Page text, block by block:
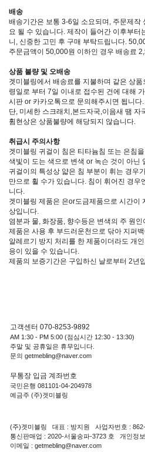
배송
배송기간은 보통 3-6일 소요되며, 주문제작
요 될 수 있습니다. 제작이 들어간 이후부터
니, 신중한 고민 후 구매 부탁드립니다.
주문금액이 50,000원 이하인 경우 배송료
상품 불량 및 오배송
겟미블링에서 배송료를 지불하며 같은 상
령일로 부터 7일 이내로 접수된 건에 대해
시판 or 카카오톡으로 문의해주시면 됩니다.
단, 미세한 스크래치,본드자국,이음새 땜 자
휨현상은 상품불량에 해당되지 않습니다.
취급시 주의사항
겟미블링 귀걸이 침은 티타늄침 또는 은침
색빛이 도는 색으로 변색 or 녹슨 것이 아닌
귀걸이의 특성상 얇은 침 부분이 휘는 경우
만으로 휠 수가 있습니다. 침이 휘어진 경
니다.
겟미블링 제품은 은or도금제품으로 시간이
상입니다.
염분과 물, 화장품, 향수등은 변색의 주 원
제품은 사용 후 부드러운천으로 닦아 지퍼
알레르기 방지 처리를 한 제품이더라도 개
응이 있을 수 있습니다.
제품의 보증기간은 구입하신 날로부터 2년
고객센터 070-8253-9892
AM 1:30 - PM 5:00 (점심시간 12:30 - 13:30)
주말 및 공휴일은 휴무입니다.
문의 getmebling@naver.com
무통장 입금 계좌번호
국민은행 081101-04-204978
예금주 (주)겟미블링
(주)겟미블링 대표 : 방지원 사업자번호 :
통신판매업 : 2020-서울송파-3723 호 개인정
이메일 : getmebling@naver.com